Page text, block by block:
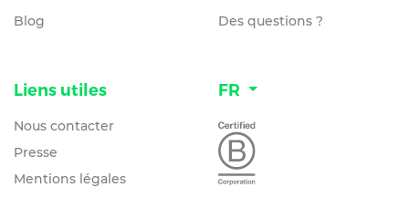
Blog
Des questions ?
Liens utiles
Nous contacter
Presse
Mentions légales
FR